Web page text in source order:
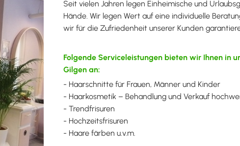
Seit vielen Jahren legen Einheimische und
Hände. Wir legen Wert auf eine individuelle
wir für die Zufriedenheit unserer Kunden
Folgende Serviceleistungen bieten wir Ihnen in
Gilgen an:
- Haarschnitte für Frauen, Männer und Kinder
- Haarkosmetik – Behandlung und Verkauf
- Trendfrisuren
- Hochzeitsfrisuren
- Haare färben u.v.m.